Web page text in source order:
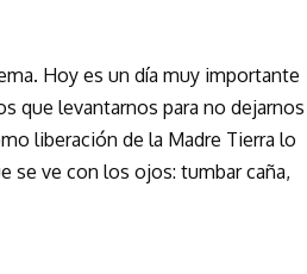
Hoy es un día muy importante
que levantarnos para no dejarnos
liberación de la Madre Tierra lo
se ve con los ojos: tumbar caña,